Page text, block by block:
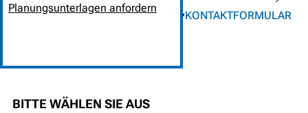
Planungsunterlagen anfordern
STARTSEITE UNTERNEHMEN KONTAKTFORMULAR
BITTE WÄHLEN SIE AUS